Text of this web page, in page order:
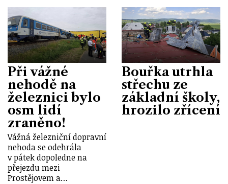
Při vážné
nehodě na
železnici bylo
osm lidí
zraněno!
Vážná železniční dopravní
nehoda se odehrála
v pátek dopoledne na
přejezdu mezi
Prostějovem a…
Bouřka utrhla
střechu ze
základní školy,
hrozilo zřícení